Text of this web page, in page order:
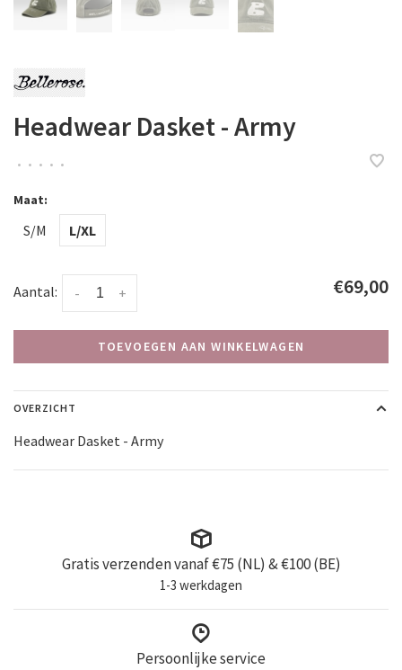
Headwear Dasket - Army
• • • • •
Maat:
S/M L/XL
Aantal: +
- €69,00
TOEVOEGEN AAN WINKELWAGEN
OVERZICHT
Headwear Dasket - Army
Gratis verzenden vanaf €75 (NL) & €100 (BE)
1-3 werkdagen
Persoonlijke service